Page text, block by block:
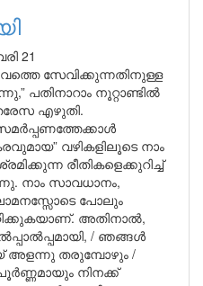
21
സേവിക്കുന്നതിനുള്ള
പതിനാറാം നൂറ്റാണ്ടിൽ
എഴുതി.
വഴികളിലൂടെ നാം
രീതികളെക്കുറിച്ച്
നാം സാവധാനം,
പോലും
അതിനാൽ,
/ ഞങ്ങൾ
അളന്നു തരുമ്പോഴും /
നിനക്ക്